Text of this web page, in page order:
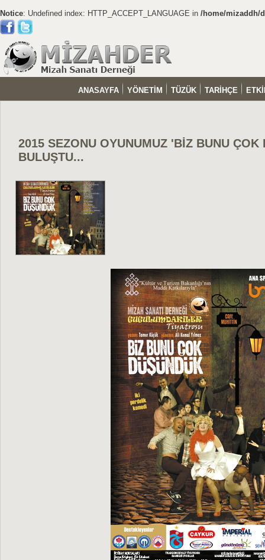
Notice: Undefined index: HTTP_ACCEPT_LANGUAGE in /home/mizaddh/
ANASAYFA YÖNETİM TÜZÜK TARİHÇE
2015 SEZONU OYUNUMUZ 'BİZ BUNU ÇOK
BULUŞTU...